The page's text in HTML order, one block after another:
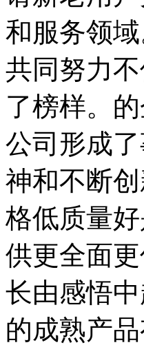
和服务领
共同努力
了榜样。
公司形成
神和不断
格低质量
供更全面
长由感悟
的成熟产